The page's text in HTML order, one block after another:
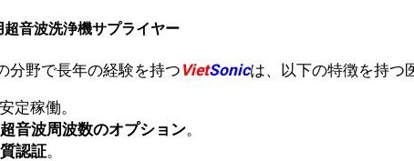
音波洗浄機サプライヤー
分野で長年の経験を持つ VietSonicは、以下の特徴を持つ
定稼働。
音波周波数のオプション。
認証。